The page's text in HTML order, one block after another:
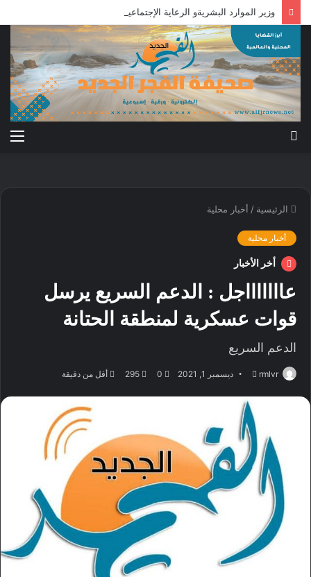
الرئيسية / أخبار محلية
أخبار محلية
أخر الأخبار
عاااااااجل : الدعم السريع يرسل
قوات عسكرية لمنطقة الحتانة
الدعم السريع
rmlvr
أرسل
إلكترونيا
ديسمبر 1, 2021 0
295 أقل من دقيقة